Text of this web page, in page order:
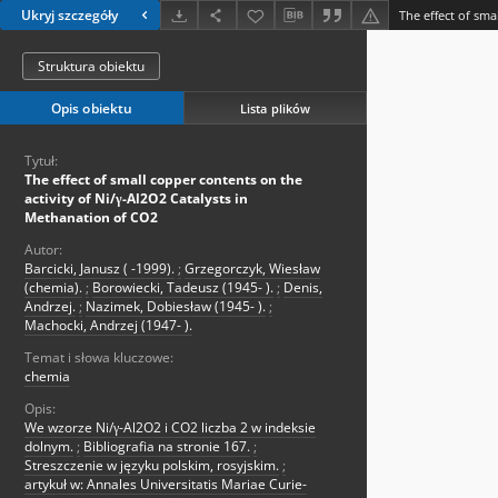
Ukryj szczegóły
Struktura obiektu
Opis obiektu Lista plików
Tytuł:
The effect of small copper contents on the
activity of Ni/γ-Al2O2 Catalysts in
Methanation of CO2
Autor:
Barcicki, Janusz ( -1999). ; Grzegorczyk, Wiesław
(chemia). ; Borowiecki, Tadeusz (1945- ). ; Denis,
Andrzej. ; Nazimek, Dobiesław (1945- ). ;
Machocki, Andrzej (1947- ).
Temat i słowa kluczowe:
chemia
Opis:
We wzorze Ni/γ-Al2O2 i CO2 liczba 2 w indeksie
dolnym. ; Bibliografia na stronie 167. ;
Streszczenie w języku polskim, rosyjskim. ;
artykuł w: Annales Universitatis Mariae Curie-